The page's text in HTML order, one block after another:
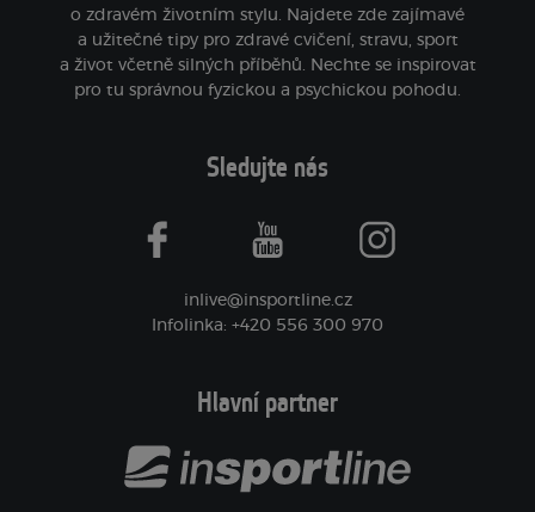
o zdravém životním stylu. Najdete zde zajímavé
a užitečné tipy pro zdravé cvičení, stravu, sport
a život včetně silných příběhů. Nechte se inspirovat
pro tu správnou fyzickou a psychickou pohodu.
Sledujte nás
facebook youtube instagram
inlive@insportline.cz
Infolinka: +420 556 300 970
Hlavní partner